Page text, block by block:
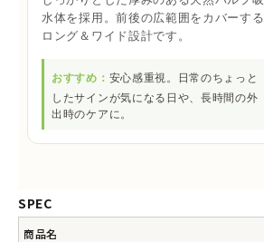
水体を採用。前後の広範囲をカバーする
ロング＆ワイド設計です。
おすすめ： 安心感重視。日常のちょっと
したサインが気になる日や、長時間の外
出時のケアに。
SPEC
商品名